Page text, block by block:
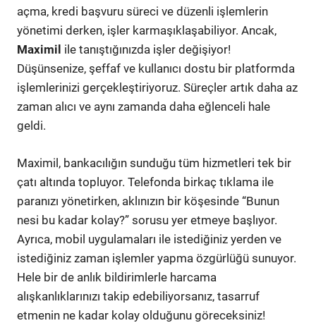
açma, kredi başvuru süreci ve düzenli işlemlerin
yönetimi derken, işler karmaşıklaşabiliyor. Ancak,
Maximil ile tanıştığınızda işler değişiyor!
Düşünsenize, şeffaf ve kullanıcı dostu bir platformda
işlemlerinizi gerçekleştiriyoruz. Süreçler artık daha az
zaman alıcı ve aynı zamanda daha eğlenceli hale
geldi.
Maximil, bankacılığın sunduğu tüm hizmetleri tek bir
çatı altında topluyor. Telefonda birkaç tıklama ile
paranızı yönetirken, aklınızın bir köşesinde “Bunun
nesi bu kadar kolay?” sorusu yer etmeye başlıyor.
Ayrıca, mobil uygulamaları ile istediğiniz yerden ve
istediğiniz zaman işlemler yapma özgürlüğü sunuyor.
Hele bir de anlık bildirimlerle harcama
alışkanlıklarınızı takip edebiliyorsanız, tasarruf
etmenin ne kadar kolay olduğunu göreceksiniz!